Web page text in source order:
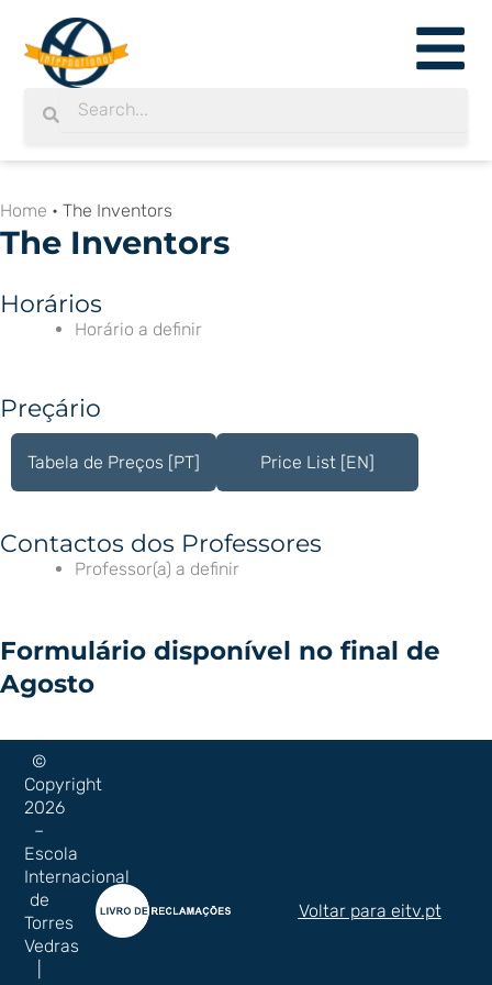
content
Search
Home • The Inventors
The Inventors
Horários
Horário a definir
Preçário
Tabela de Preços [PT] Price List [EN]
Contactos dos Professores
Professor(a) a definir
Formulário disponível no final de
Agosto
©
Copyright
2026
–
Escola
Internacional
de
Torres
Vedras
Voltar para eitv.pt